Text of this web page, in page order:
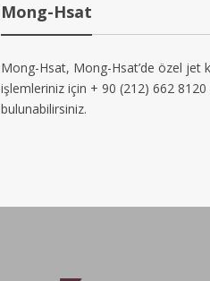
Mong-Hsat
Mong-Hsat, Mong-Hsat’de özel jet
işlemleriniz için + 90 (212) 662
bulunabilirsiniz.